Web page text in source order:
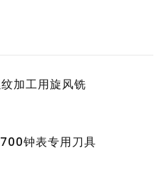
加工用旋风铣
钟表专用刀具